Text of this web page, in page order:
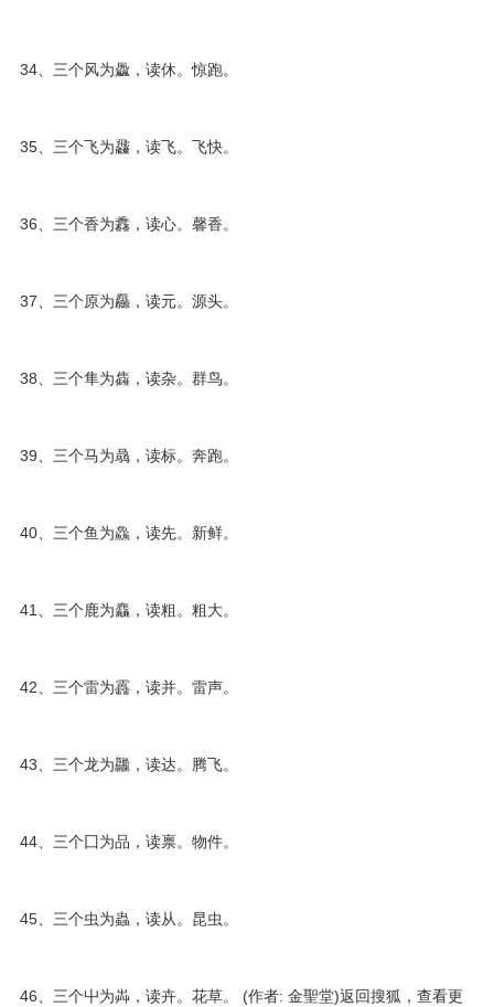
34、三个风为飍，读休。惊跑。
35、三个飞为飝，读飞。飞快。
36、三个香为馫，读心。馨香。
37、三个原为厵，读元。源头。
38、三个隼为雥，读杂。群鸟。
39、三个马为骉，读标。奔跑。
40、三个鱼为鱻，读先。新鲜。
41、三个鹿为麤，读粗。粗大。
42、三个雷为靐，读并。雷声。
43、三个龙为龘，读达。腾飞。
44、三个囗为品，读禀。物件。
45、三个虫为蟲，读从。昆虫。
46、三个屮为芔，读卉。花草。 (作者: 金聖堂)返回搜狐，查看更